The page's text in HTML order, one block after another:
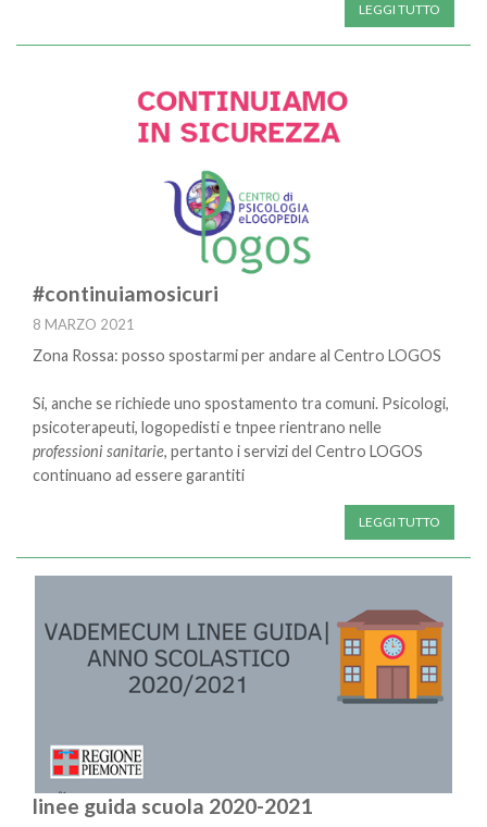
LEGGI TUTTO
#continuiamosicuri
8 MARZO 2021
Zona Rossa: posso spostarmi per andare al Centro LOGOS
Si, anche se richiede uno spostamento tra comuni. Psicologi,
psicoterapeuti, logopedisti e tnpee rientrano nelle
professioni sanitarie, pertanto i servizi del Centro LOGOS
continuano ad essere garantiti
LEGGI TUTTO
linee guida scuola 2020-2021